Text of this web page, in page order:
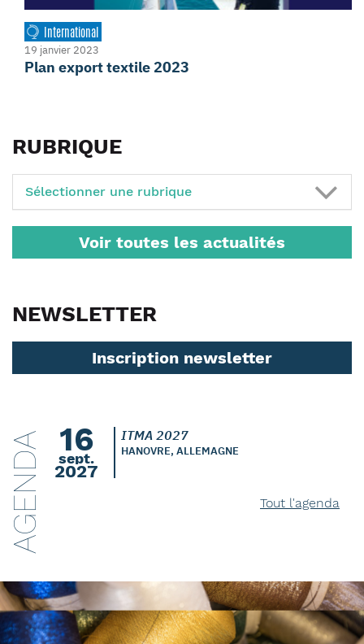
International
19 janvier 2023
Plan export textile 2023
RUBRIQUE
Sélectionner une rubrique
Voir toutes les actualités
NEWSLETTER
Inscription newsletter
AGENDA 16
sept.
2027
ITMA 2027
HANOVRE, ALLEMAGNE
Tout l'agenda